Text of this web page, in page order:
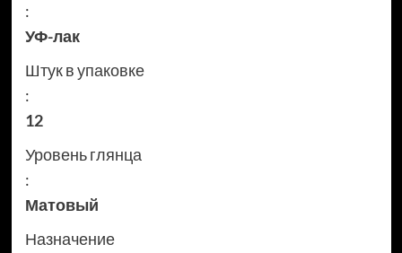
:
УФ-лак
Штук в упаковке
:
12
Уровень глянца
:
Матовый
Назначение